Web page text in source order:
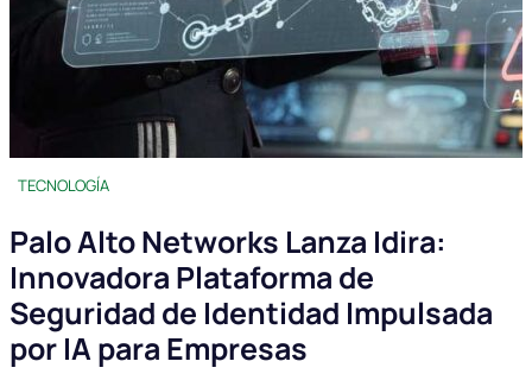
TECNOLOGÍA
Palo Alto Networks Lanza Idira:
Innovadora Plataforma de
Seguridad de Identidad Impulsada
por IA para Empresas